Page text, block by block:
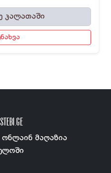
კალათაში
მაღაზია